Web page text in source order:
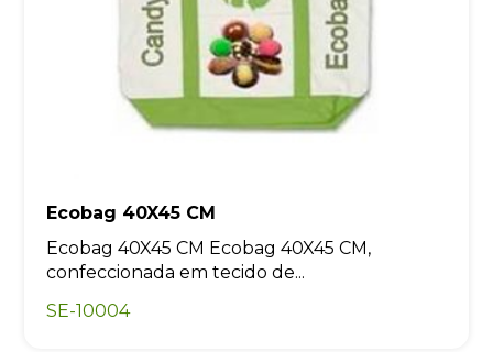
Ecobag 40X45 CM
Ecobag 40X45 CM Ecobag 40X45 CM,
confeccionada em tecido de...
SE-10004